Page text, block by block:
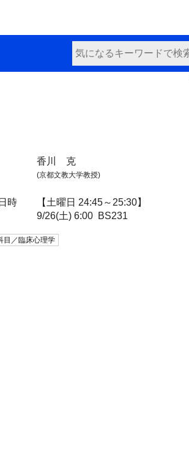
香川 克
(京都文教大学教授)
時
【土曜日 24:45～25:30】
9/26(土) 6:00 BS231
目／臨床心理学